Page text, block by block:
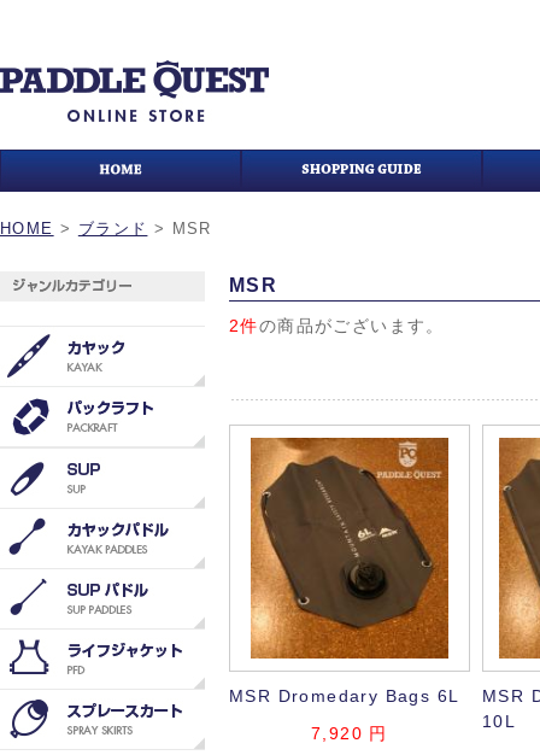
HOME > ブランド > MSR
MSR
2件の商品がございます。
MSR Dromedary Bags 6L
7,920 円
MSR
10L